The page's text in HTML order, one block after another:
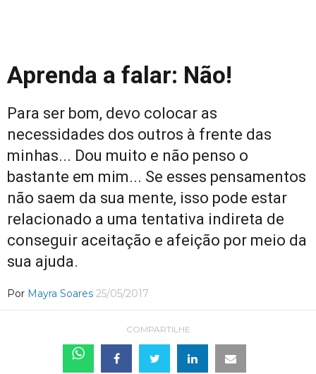
Aprenda a falar: Não!
Para ser bom, devo colocar as
necessidades dos outros à frente das
minhas... Dou muito e não penso o
bastante em mim... Se esses pensamentos
não saem da sua mente, isso pode estar
relacionado a uma tentativa indireta de
conseguir aceitação e afeição por meio da
sua ajuda.
Por Mayra Soares 25/05/2017
COMPARTILHE